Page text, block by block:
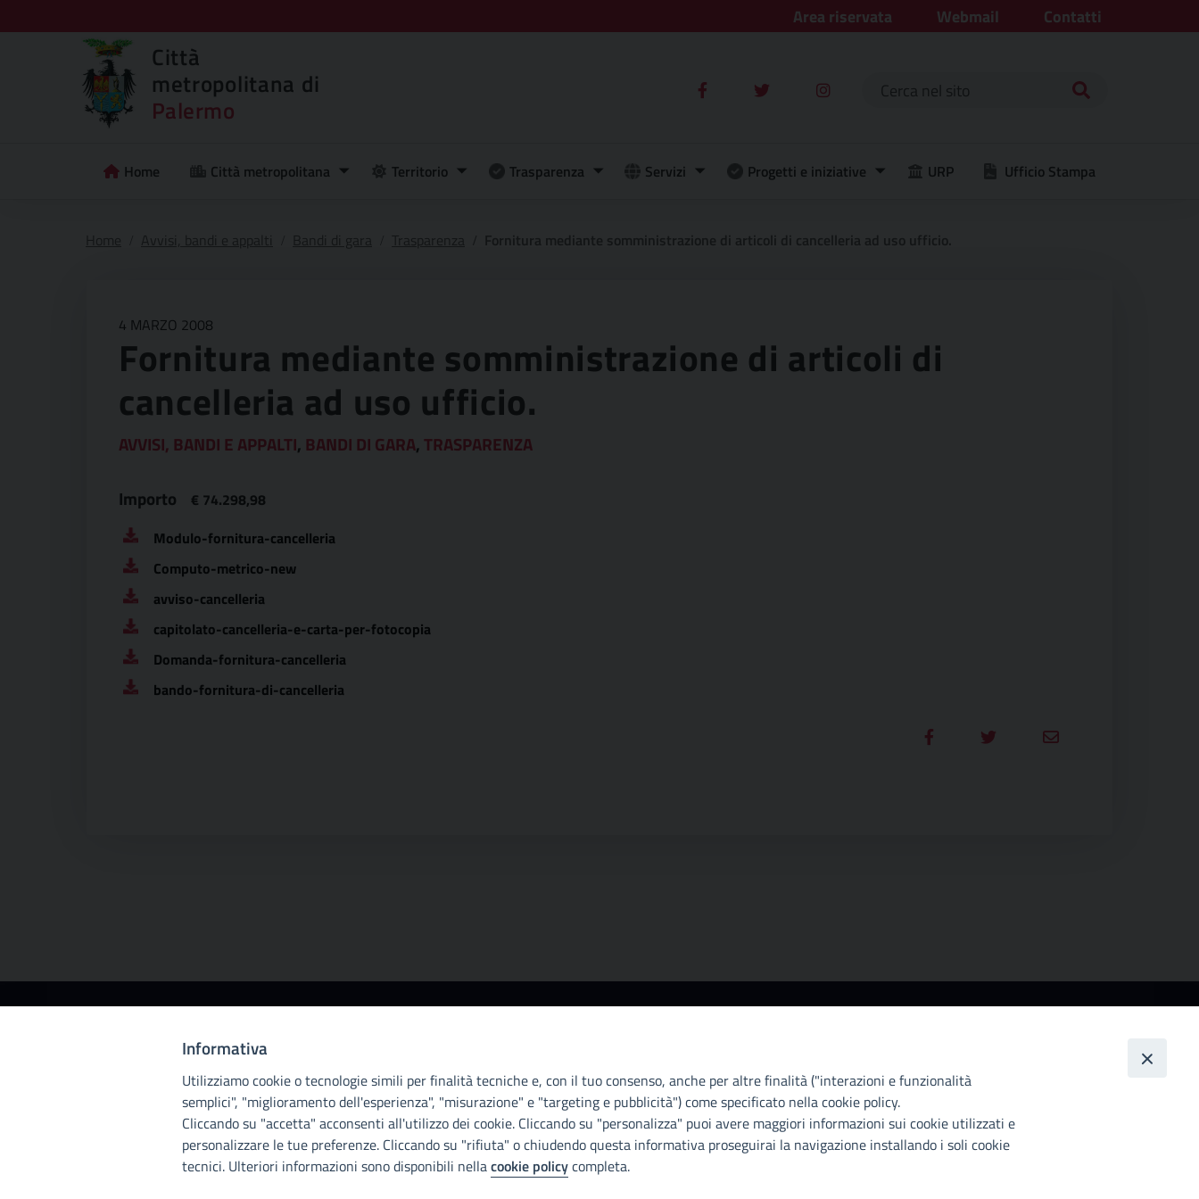
Area riservata Webmail Contatti
Città
metropolitana di
Palermo Ricerca per:
Home Città metropolitana Territorio Trasparenza Servizi Progetti e iniziative URP Ufficio Stampa
4 MARZO 2008
Fornitura mediante somministrazione di articoli di
cancelleria ad uso ufficio.
AVVISI, BANDI E APPALTI, BANDI DI GARA,TRASPARENZA
Importo
€ 74.298,98
Modulo-fornitura-cancelleria
Computo-metrico-new
avviso-cancelleria
capitolato-cancelleria-e-carta-per-fotocopia
Domanda-fornitura-cancelleria
bando-fornitura-di-cancelleria
metropolitana di
Palermo
Via Maqueda, 100 - 90134 - Palermo
Cod. Fisc. 80021470820
PEC: cm.pa@cert.cittametropolitana.pa.it
I nostri canali social
il proprio sito web accessibile, conformemente al
D.lgs. 10 agosto 2018, n°106 che ha recepito la
direttiva UE 2016/2102 del Parlamento euopeo e del
Consiglio.
Informativa
Utilizziamo cookie o tecnologie simili per finalità tecniche e, con il tuo consenso, anche per altre finalità ("interazioni e funzionalità
semplici", "miglioramento dell'esperienza", "misurazione" e "targeting e pubblicità") come specificato nella cookie policy.
Cliccando su "accetta" acconsenti all'utilizzo dei cookie. Cliccando su "personalizza" puoi avere maggiori informazioni sui cookie utilizzati e
personalizzare le tue preferenze. Cliccando su "rifiuta" o chiudendo questa informativa proseguirai la navigazione installando i soli cookie
tecnici. Ulteriori informazioni sono disponibili nellacookie policycompleta.